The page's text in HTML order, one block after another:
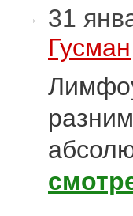
31
Гусман